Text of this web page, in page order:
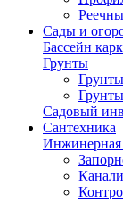
Сады и
Бассейн
Грунты
Садовый
Сантехника
Инжинерная